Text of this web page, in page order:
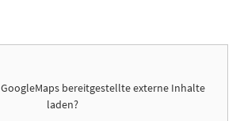
GoogleMapsbereitgestellte externe Inhalte
laden?